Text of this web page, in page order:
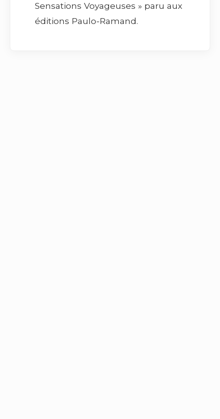
Sensations Voyageuses » paru aux
éditions Paulo-Ramand.